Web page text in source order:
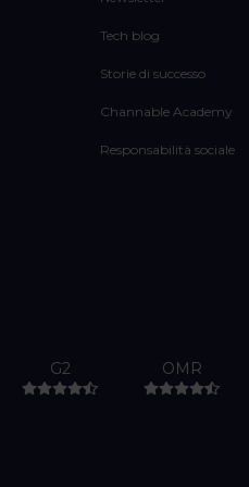
Tech blog
Storie di successo
Channable Academy
Responsabilità sociale
G2 OMR